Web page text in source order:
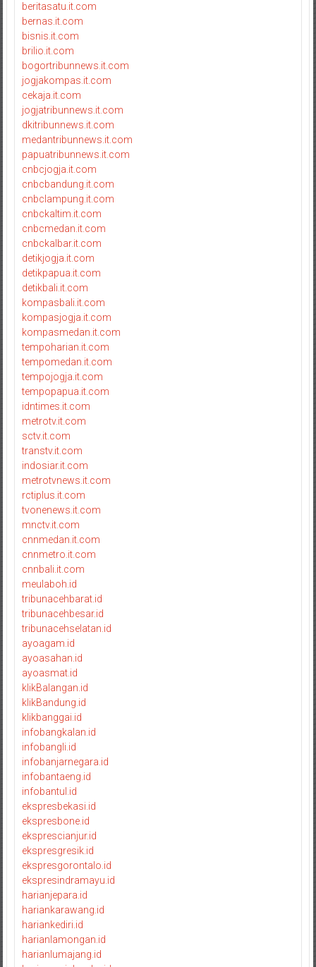
beritasatu.it.com
bernas.it.com
bisnis.it.com
brilio.it.com
bogortribunnews.it.com
jogjakompas.it.com
cekaja.it.com
jogjatribunnews.it.com
dkitribunnews.it.com
medantribunnews.it.com
papuatribunnews.it.com
cnbcjogja.it.com
cnbcbandung.it.com
cnbclampung.it.com
cnbckaltim.it.com
cnbcmedan.it.com
cnbckalbar.it.com
detikjogja.it.com
detikpapua.it.com
detikbali.it.com
kompasbali.it.com
kompasjogja.it.com
kompasmedan.it.com
tempoharian.it.com
tempomedan.it.com
tempojogja.it.com
tempopapua.it.com
idntimes.it.com
metrotv.it.com
sctv.it.com
transtv.it.com
indosiar.it.com
metrotvnews.it.com
rctiplus.it.com
tvonenews.it.com
mnctv.it.com
cnnmedan.it.com
cnnmetro.it.com
cnnbali.it.com
meulaboh.id
tribunacehbarat.id
tribunacehbesar.id
tribunacehselatan.id
ayoagam.id
ayoasahan.id
ayoasmat.id
klikBalangan.id
klikBandung.id
klikbanggai.id
infobangkalan.id
infobangli.id
infobanjarnegara.id
infobantaeng.id
infobantul.id
ekspresbekasi.id
ekspresbone.id
eksprescianjur.id
ekspresgresik.id
ekspresgorontalo.id
ekspresindramayu.id
harianjepara.id
hariankarawang.id
hariankediri.id
harianlamongan.id
harianlumajang.id